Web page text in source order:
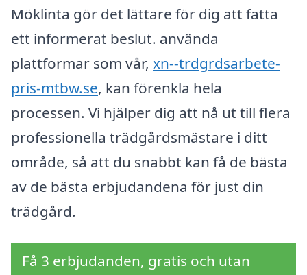
Möklinta gör det lättare för dig att fatta
ett informerat beslut. använda
plattformar som vår, xn--trdgrdsarbete-
pris-mtbw.se, kan förenkla hela
processen. Vi hjälper dig att nå ut till flera
professionella trädgårdsmästare i ditt
område, så att du snabbt kan få de bästa
av de bästa erbjudandena för just din
trädgård.
Få 3 erbjudanden, gratis och utan